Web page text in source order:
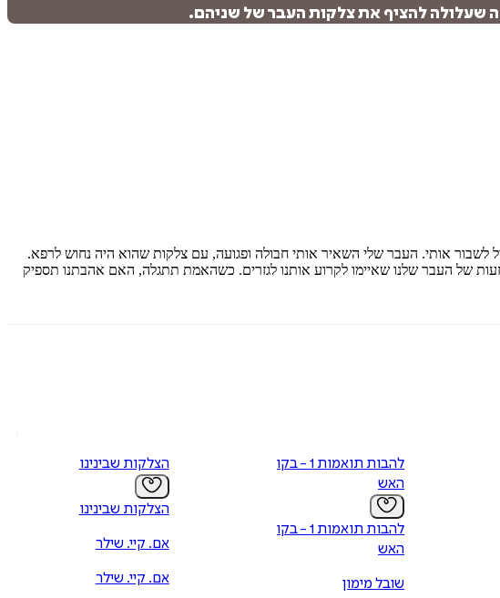
שעלולה להציף את צלקות העבר של שניהם.
לשבור אותי. העבר שלי השאיר אותי חבולה ופגועה, עם צלקות שהוא היה נחוש לרפא.
של העבר שלנו שאיימו לקרוע אותנו לגזרים. כשהאמת תתגלה, האם אהבתנו תספיק
להבות תואמות 1 - בקו
האש
להבות תואמות 1 - בקו
האש
שובל מימון
הצלקות שבינינו
הצלקות שבינינו
אם. קיי. שילר
אם. קיי. שילר